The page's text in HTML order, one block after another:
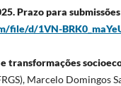
Prazo para
file/d/1VN-
transformações
Marcelo Domingos